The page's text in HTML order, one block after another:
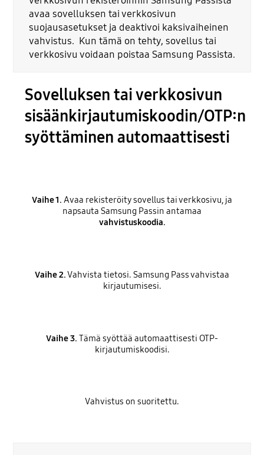
avaa sovelluksen tai verkkosivun
suojausasetukset ja deaktivoi kaksivaiheinen
vahvistus. Kun tämä on tehty, sovellus tai
verkkosivu voidaan poistaa Samsung Passista.
Sovelluksen tai verkkosivun
sisäänkirjautumiskoodin/OTP:n
syöttäminen automaattisesti
Vaihe 1. Avaa rekisteröity sovellus tai verkkosivu, ja
napsauta Samsung Passin antamaa
vahvistuskoodia.
Vaihe 2.Vahvista tietosi. Samsung Pass vahvistaa
kirjautumisesi.
Vaihe 3. Tämä syöttää automaattisesti OTP-
kirjautumiskoodisi.
Vahvistus on suoritettu.